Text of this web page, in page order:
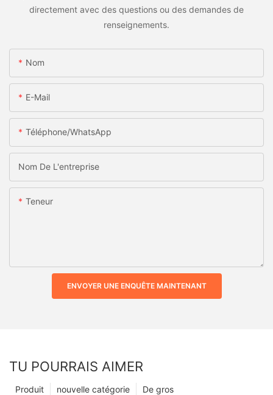
directement avec des questions ou des demandes de
renseignements.
Nom
E-Mail
Téléphone/WhatsApp
Nom De L'entreprise
Teneur
ENVOYER UNE ENQUÊTE MAINTENANT
TU POURRAIS AIMER
De gros
nouvelle catégorie
Produit